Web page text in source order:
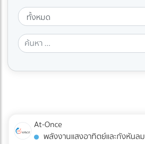
At-Once
พลังงานแสงอาทิตย์และกังหันลม